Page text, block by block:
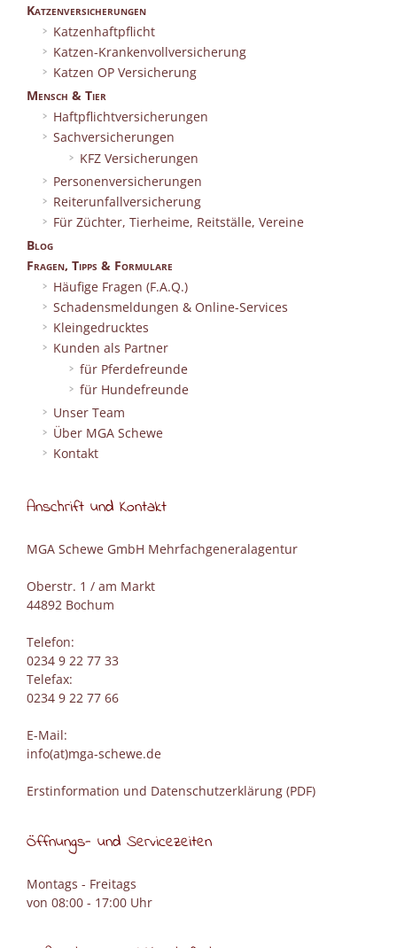
Katzenversicherungen
Katzenhaftpflicht
Katzen-Krankenvollversicherung
Katzen OP Versicherung
Mensch & Tier
Haftpflichtversicherungen
Sachversicherungen
KFZ Versicherungen
Personenversicherungen
Reiterunfallversicherung
Für Züchter, Tierheime, Reitställe, Vereine
Blog
Fragen, Tipps & Formulare
Häufige Fragen (F.A.Q.)
Schadensmeldungen & Online-Services
Kleingedrucktes
Kunden als Partner
für Pferdefreunde
für Hundefreunde
Unser Team
Über MGA Schewe
Kontakt
Anschrift und Kontakt
MGA Schewe GmbH Mehrfachgeneralagentur
Oberstr. 1 / am Markt
44892 Bochum
Telefon:
0234 9 22 77 33
Telefax:
0234 9 22 77 66
E-Mail:
info(at)mga-schewe.de
Erstinformation und Datenschutzerklärung (PDF)
Öffnungs- und Servicezeiten
Montags - Freitags
von 08:00 - 17:00 Uhr